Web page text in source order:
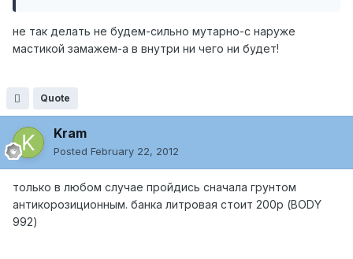
не так делать не будем-сильно мутарно-с наруже
мастикой замажем-а в внутри ни чего ни будет!
Quote
Kram
Posted February 22, 2012
только в любом случае пройдись сначала грунтом
антикорозиционным. банка литровая стоит 200р (BODY
992)